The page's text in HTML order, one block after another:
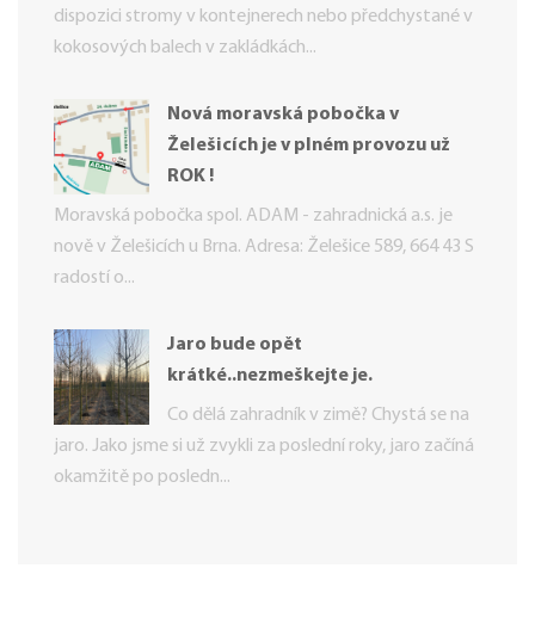
dispozici stromy v kontejnerech nebo předchystané v
kokosových balech v zakládkách...
Nová moravská pobočka v
Želešicích je v plném provozu už
ROK !
Moravská pobočka spol. ADAM - zahradnická a.s. je
nově v Želešicích u Brna. Adresa: Želešice 589, 664 43 S
radostí o...
Jaro bude opět
krátké..nezmeškejte je.
Co dělá zahradník v zimě? Chystá se na
jaro. Jako jsme si už zvykli za poslední roky, jaro začíná
okamžitě po posledn...